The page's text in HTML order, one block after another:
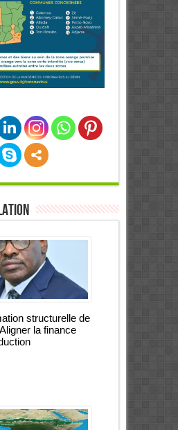
structurelle de
la finance